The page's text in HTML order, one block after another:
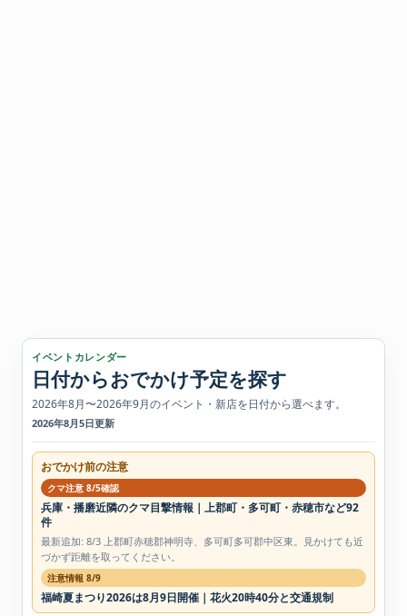
イベントカレンダー
日付からおでかけ予定を探す
2026年8月〜2026年9月のイベント・新店を日付から選べます。
2026年8月5日更新
おでかけ前の注意
クマ注意 8/5確認
兵庫・播磨近隣のクマ目撃情報｜上郡町・多可町・赤穂市など92
件
最新追加: 8/3 上郡町赤穂郡神明寺、多可町多可郡中区東。見かけても近
づかず距離を取ってください。
注意情報 8/9
福崎夏まつり2026は8月9日開催｜花火20時40分と交通規制